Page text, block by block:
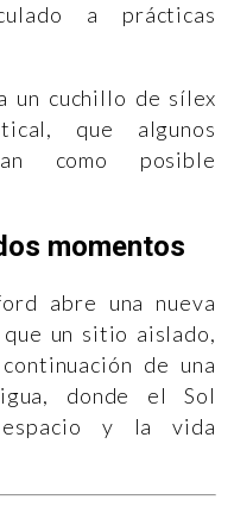
a prácticas
un cuchillo de sílex
que algunos
como posible
momentos
abre una nueva
un sitio aislado,
de una
donde el Sol
y la vida